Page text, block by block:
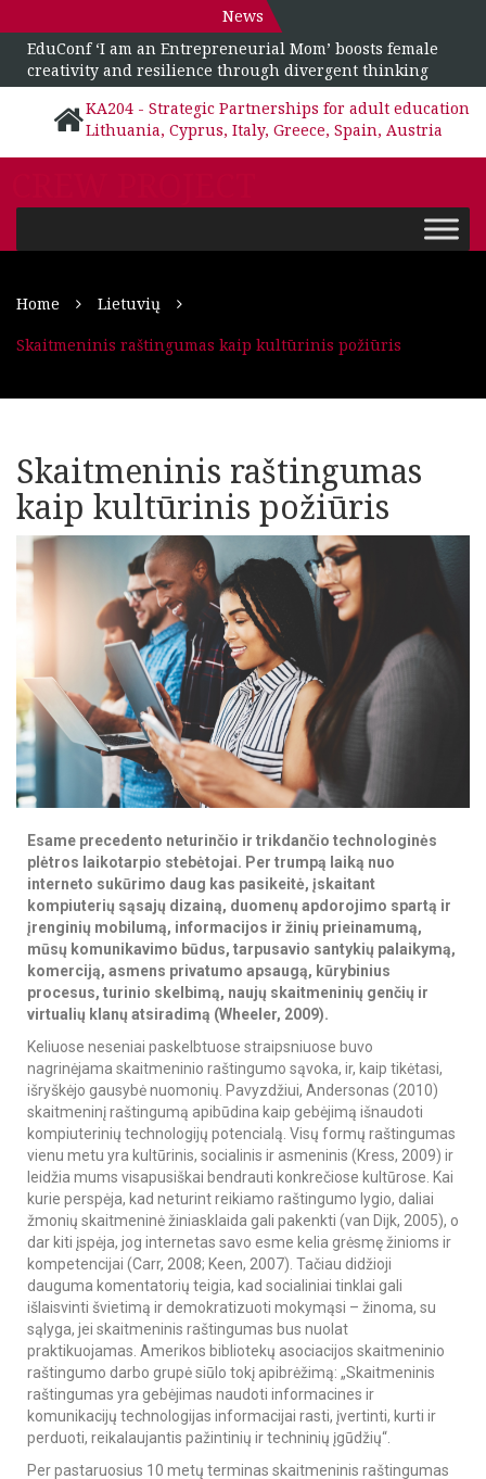
News
EduConf ‘I am an Entrepreneurial Mom’ boosts female
creativity and resilience through divergent thinking
KA204 - Strategic Partnerships for adult education
Lithuania, Cyprus, Italy, Greece, Spain, Austria
Home
Lietuvių
Skaitmeninis raštingumas kaip kultūrinis požiūris
Skaitmeninis raštingumas
kaip kultūrinis požiūris
Esame precedento neturinčio ir trikdančio technologinės
plėtros laikotarpio stebėtojai. Per trumpą laiką nuo
interneto sukūrimo daug kas pasikeitė, įskaitant
kompiuterių sąsajų dizainą, duomenų apdorojimo spartą ir
įrenginių mobilumą, informacijos ir žinių prieinamumą,
mūsų komunikavimo būdus, tarpusavio santykių palaikymą,
komerciją, asmens privatumo apsaugą, kūrybinius
procesus, turinio skelbimą, naujų skaitmeninių genčių ir
virtualių klanų atsiradimą (Wheeler, 2009).
Keliuose neseniai paskelbtuose straipsniuose buvo
nagrinėjama skaitmeninio raštingumo sąvoka, ir, kaip tikėtasi,
išryškėjo gausybė nuomonių. Pavyzdžiui, Andersonas (2010)
skaitmeninį raštingumą apibūdina kaip gebėjimą išnaudoti
kompiuterinių technologijų potencialą. Visų formų raštingumas
vienu metu yra kultūrinis, socialinis ir asmeninis (Kress, 2009) ir
leidžia mums visapusiškai bendrauti konkrečiose kultūrose. Kai
kurie perspėja, kad neturint reikiamo raštingumo lygio, daliai
žmonių skaitmeninė žiniasklaida gali pakenkti (van Dijk, 2005), o
dar kiti įspėja, jog internetas savo esme kelia grėsmę žinioms ir
kompetencijai (Carr, 2008; Keen, 2007). Tačiau didžioji
dauguma komentatorių teigia, kad socialiniai tinklai gali
išlaisvinti švietimą ir demokratizuoti mokymąsi – žinoma, su
sąlyga, jei skaitmeninis raštingumas bus nuolat
praktikuojamas. Amerikos bibliotekų asociacijos skaitmeninio
raštingumo darbo grupė siūlo tokį apibrėžimą: „Skaitmeninis
raštingumas yra gebėjimas naudoti informacines ir
komunikacijų technologijas informacijai rasti, įvertinti, kurti ir
perduoti, reikalaujantis pažintinių ir techninių įgūdžių“.
Per pastaruosius 10 metų terminas skaitmeninis raštingumas